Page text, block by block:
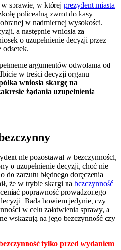
w sprawie, w której prezydent miasta
policealną zwrot do kasy
w nadmiernej wysokości.
a następnie wniosła za
o uzupełnienie decyzji przez
odsetek.
argumentów odwołania od
w treści decyzji organu
wniosła skargę na
żądania uzupełnienia
nie pozostawał w bezczynności,
o uzupełnienie decyzji, choć nie
do zarzutu błędnego doręczenia
że w trybie skargi na bezczynność
poprawność prowadzonego
Bada bowiem jedynie, czy
w celu załatwienia sprawy, a
wskazują na jego bezczynność czy
tylko przed wydaniem